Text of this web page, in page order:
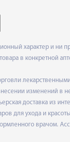
характер и ни
в конкретной
изменений в
доставка из
для ухода и
врачом.